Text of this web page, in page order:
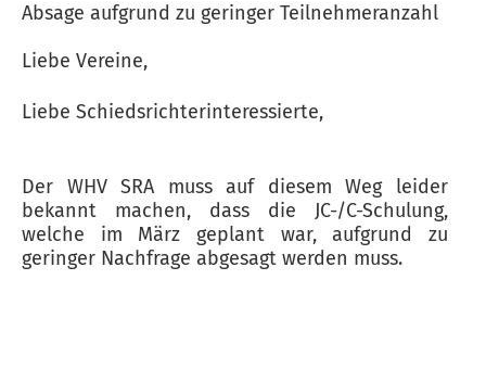
Absage aufgrund zu geringer Teilnehmeranzahl
Liebe Vereine,
Liebe Schiedsrichterinteressierte,
Der WHV SRA muss auf diesem Weg leider
bekannt machen, dass die JC-/C-Schulung,
welche im März geplant war, aufgrund zu
geringer Nachfrage abgesagt werden muss.